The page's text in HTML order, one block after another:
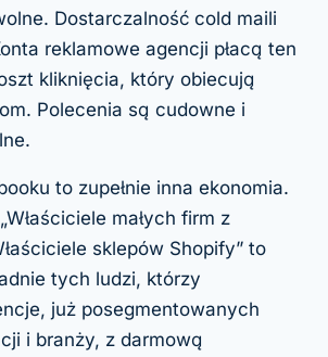
Dostarczalność cold maili
reklamowe agencji płacą ten
kliknięcia, który obiecują
Polecenia są cudowne i
to zupełnie inna ekonomia.
małych firm z
sklepów Shopify” to
tych ludzi, którzy
już posegmentowanych
i branży, z darmową